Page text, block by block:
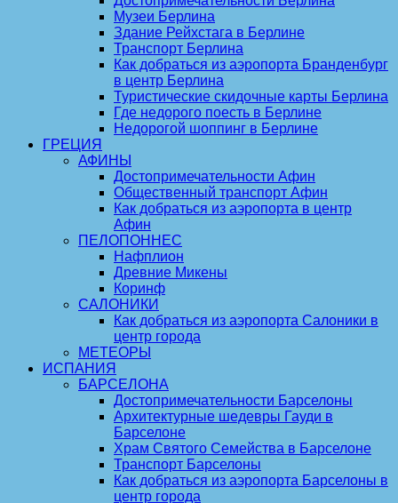
Музеи Берлина
Здание Рейхстага в Берлине
Транспорт Берлина
Как добраться из аэропорта Бранденбург
в центр Берлина
Туристические скидочные карты Берлина
Где недорого поесть в Берлине
Недорогой шоппинг в Берлине
ГРЕЦИЯ
АФИНЫ
Достопримечательности Афин
Общественный транспорт Афин
Как добраться из аэропорта в центр
Афин
ПЕЛОПОННЕС
Нафплион
Древние Микены
Коринф
САЛОНИКИ
Как добраться из аэропорта Салоники в
центр города
МЕТЕОРЫ
ИСПАНИЯ
БАРСЕЛОНА
Достопримечательности Барселоны
Архитектурные шедевры Гауди в
Барселоне
Храм Святого Семейства в Барселоне
Транспорт Барселоны
Как добраться из аэропорта Барселоны в
центр города